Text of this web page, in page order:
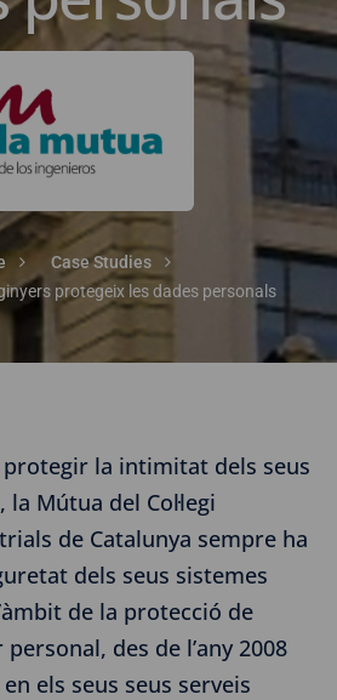
Case Studies
protegeix les dades personals
protegir la intimitat dels seus
Mútua del Col·legi
de Catalunya sempre ha
dels seus sistemes
de la protecció de
des de l’any 2008
els seus seus serveis